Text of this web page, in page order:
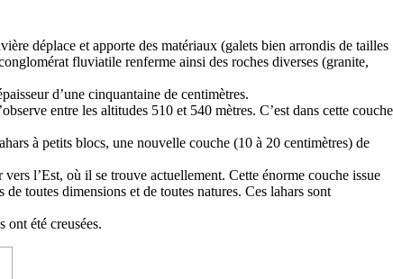
déplace et apporte des matériaux (galets bien arrondis de tailles
fluviatile renferme ainsi des roches diverses (granite,
d’une cinquantaine de centimètres.
entre les altitudes 510 et 540 mètres. C’est dans cette couche
à petits blocs, une nouvelle couche (10 à 20 centimètres) de
l’Est, où il se trouve actuellement. Cette énorme couche issue
toutes dimensions et de toutes natures. Ces lahars sont
ont été creusées.